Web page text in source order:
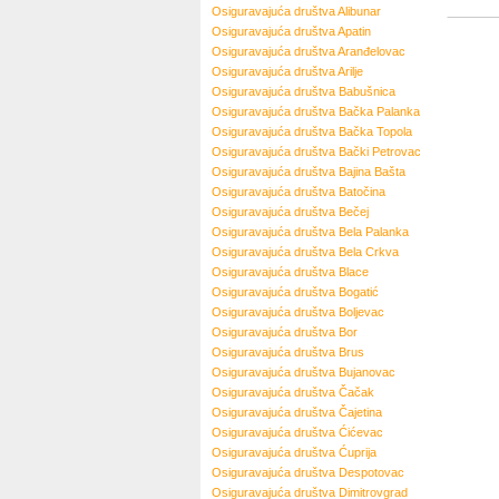
Osiguravajuća društvaAlibunar
Osiguravajuća društvaApatin
Osiguravajuća društvaAranđelovac
Osiguravajuća društvaArilje
Osiguravajuća društva Babušnica
Osiguravajuća društva Bačka Palanka
Osiguravajuća društva Bačka Topola
Osiguravajuća društva Bački Petrovac
Osiguravajuća društva Bajina Bašta
Osiguravajuća društva Batočina
Osiguravajuća društva Bečej
Osiguravajuća društva Bela Palanka
Osiguravajuća društva Bela Crkva
Osiguravajuća društva Blace
Osiguravajuća društva Bogatić
Osiguravajuća društva Boljevac
Osiguravajuća društva Bor
Osiguravajuća društva Brus
Osiguravajuća društva Bujanovac
Osiguravajuća društva Čačak
Osiguravajuća društva Čajetina
Osiguravajuća društva Ćićevac
Osiguravajuća društva Ćuprija
Osiguravajuća društva Despotovac
Osiguravajuća društva Dimitrovgrad